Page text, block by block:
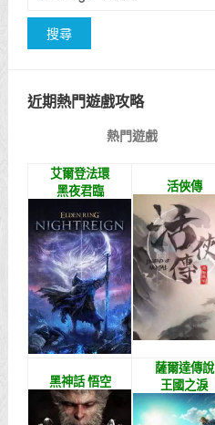
近期熱門遊戲攻略
熱門遊戲
艾爾登法環
黑夜君臨
活俠傳
黑神話 悟空
薩爾達傳說
王國之淚